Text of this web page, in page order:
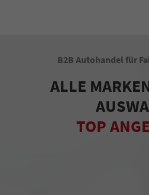
B2B Autohandel für
ALLE
TOP